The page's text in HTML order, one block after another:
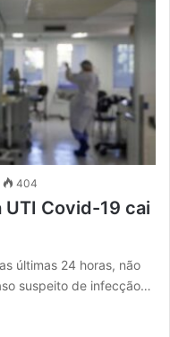
404
Covid-19 cai
últimas 24 horas, não
suspeito de infecção…